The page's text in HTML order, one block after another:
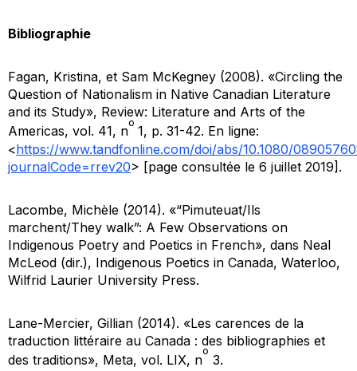
Bibliographie
Fagan, Kristina, et Sam McKegney (2008). «Circling the
Question of Nationalism in Native Canadian Literature
and its Study», Review: Literature and Arts of the
Americas, vol. 41, n
o
1, p. 31-42. En ligne:
<https://www.tandfonline.com/doi/abs/10.1080/
journalCode=rrev20> [page consultée le 6 juillet 2019].
Lacombe, Michèle (2014). «“Pimuteuat/Ils
marchent/They walk”: A Few Observations on
Indigenous Poetry and Poetics in French», dans Neal
McLeod (dir.), Indigenous Poetics in Canada, Waterloo,
Wilfrid Laurier University Press.
Lane-Mercier, Gillian (2014). «Les carences de la
traduction littéraire au Canada : des bibliographies et
des traditions», Meta, vol. LIX, n
o
3.